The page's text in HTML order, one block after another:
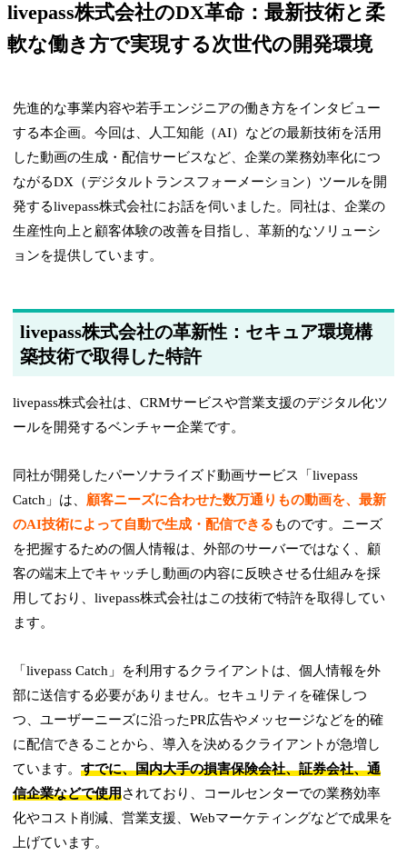
livepass株式会社のDX革命：最新技術と柔
軟な働き方で実現する次世代の開発環境
先進的な事業内容や若手エンジニアの働き方をインタビュー
する本企画。今回は、人工知能（AI）などの最新技術を活用
した動画の生成・配信サービスなど、企業の業務効率化につ
ながるDX（デジタルトランスフォーメーション）ツールを開
発するlivepass株式会社にお話を伺いました。同社は、企業の
生産性向上と顧客体験の改善を目指し、革新的なソリューシ
ョンを提供しています。
livepass株式会社の革新性：セキュア環境構
築技術で取得した特許
livepass株式会社は、CRMサービスや営業支援のデジタル化ツ
ールを開発するベンチャー企業です。
同社が開発したパーソナライズド動画サービス「livepass
Catch」は、 顧客ニーズに合わせた数万通りもの動画を、最新
のAI技術によって自動で生成・配信できるものです。ニーズ
を把握するための個人情報は、外部のサーバーではなく、顧
客の端末上でキャッチし動画の内容に反映させる仕組みを採
用しており、livepass株式会社はこの技術で特許を取得してい
ます。
「livepass Catch」を利用するクライアントは、個人情報を外
部に送信する必要がありません。セキュリティを確保しつ
つ、ユーザーニーズに沿ったPR広告やメッセージなどを的確
に配信できることから、導入を決めるクライアントが急増し
ています。すでに、国内大手の損害保険会社、証券会社、通
信企業などで使用されており、コールセンターでの業務効率
化やコスト削減、営業支援、Webマーケティングなどで成果を
上げています。